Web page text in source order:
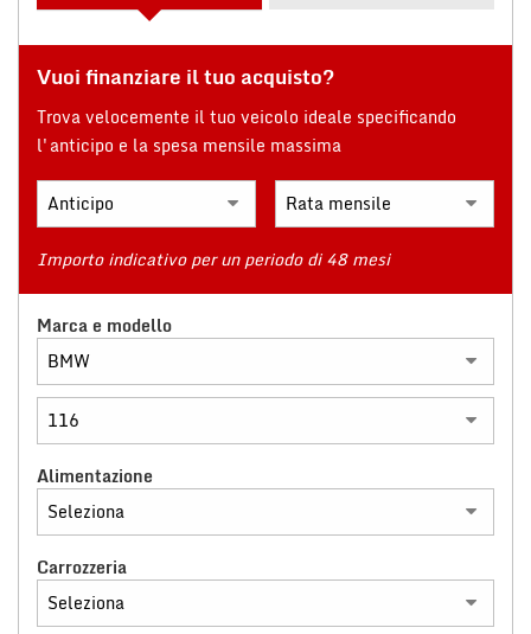
CONTATTI
RECENSIONI
NEWS
RICONOSCIMENTI
NEWS
AREA COMMERCIANTI
Vuoi finanziare il tuo acquisto?
Trova velocemente il tuo veicolo ideale specificando
l'anticipo e la spesa mensile massima
Importo indicativo per un periodo di 48 mesi
Marca e modello
Alimentazione
Carrozzeria
tue
preferenze
di
consenso
alle
tecnologie
di
tracciamento
che
adottiamo
le
funzionalità
svolgere
attività
di
seguito
descritte.
Per
ottenere
maggiori
informazioni